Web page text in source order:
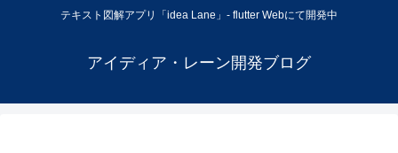
テキスト図解アプリ「idea Lane」- flutter Webにて開発中
アイディア・レーン開発ブログ